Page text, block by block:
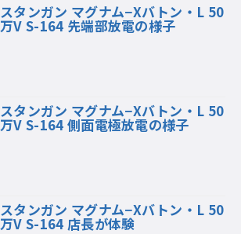
スタンガン マグナム−Xバトン・L 50
万V S-164 先端部放電の様子
スタンガン マグナム−Xバトン・L 50
万V S-164 側面電極放電の様子
スタンガン マグナム−Xバトン・L 50
万V S-164 店長が体験